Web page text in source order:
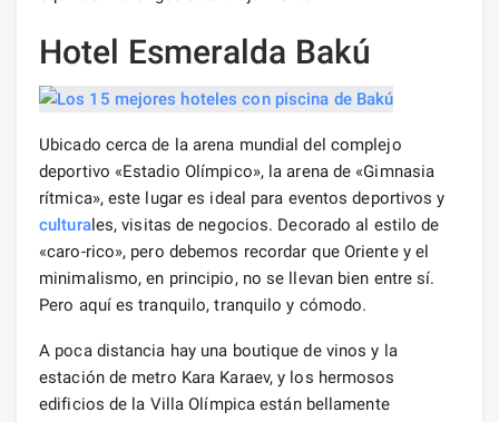
Hotel Esmeralda Bakú
Ubicado cerca de la arena mundial del complejo
deportivo «Estadio Olímpico», la arena de «Gimnasia
rítmica», este lugar es ideal para eventos deportivos y
culturales, visitas de negocios. Decorado al estilo de
«caro-rico», pero debemos recordar que Oriente y el
minimalismo, en principio, no se llevan bien entre sí.
Pero aquí es tranquilo, tranquilo y cómodo.
A poca distancia hay una boutique de vinos y la
estación de metro Kara Karaev, y los hermosos
edificios de la Villa Olímpica están bellamente